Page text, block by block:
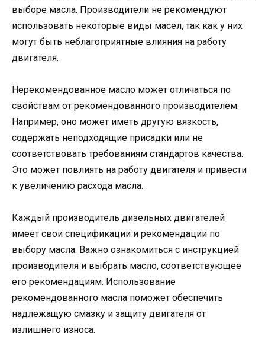
выборе масла. Производители не рекомендуют
использовать некоторые виды масел, так как у них
могут быть неблагоприятные влияния на работу
двигателя.
Нерекомендованное масло может отличаться по
свойствам от рекомендованного производителем.
Например, оно может иметь другую вязкость,
содержать неподходящие присадки или не
соответствовать требованиям стандартов качества.
Это может повлиять на работу двигателя и привести
к увеличению расхода масла.
Каждый производитель дизельных двигателей
имеет свои спецификации и рекомендации по
выбору масла. Важно ознакомиться с инструкцией
производителя и выбрать масло, соответствующее
его рекомендациям. Использование
рекомендованного масла поможет обеспечить
надлежащую смазку и защиту двигателя от
излишнего износа.